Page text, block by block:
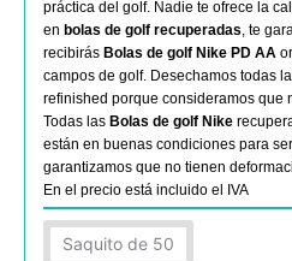
práctica del golf. Nadie te ofrece la
en bolas de golf recuperadas, te
recibirás Bolas de golf Nike PD AA
campos de golf. Desechamos todas
refinished porque consideramos que
Todas las Bolas de golf Nike
están en buenas condiciones para
garantizamos que no tienen
En el precio está incluido el IVA
Saquito de 50
Nike
PD